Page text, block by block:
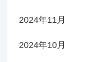
2024年11月
2024年10月